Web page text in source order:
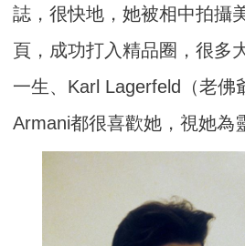
誌，很快地，她被相中拍攝
頁，成功打入精品圈，很多
一生、Karl Lagerfeld（老佛
Armani都很喜歡她，視她為